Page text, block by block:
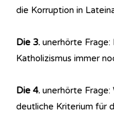
die Korruption in
Die 3. unerhörte
Katholizismus immer
Die 4. unerhörte Frage:
deutliche Kriterium für